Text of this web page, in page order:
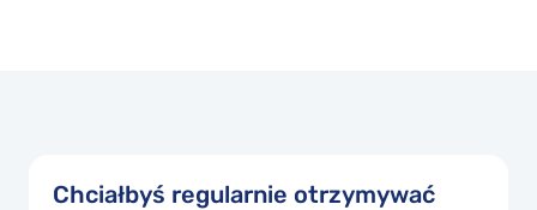
Chciałbyś regularnie otrzymywać